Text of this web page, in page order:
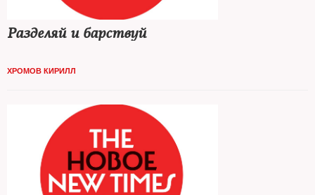
Разделяй и барствуй
ХРОМОВ КИРИЛЛ